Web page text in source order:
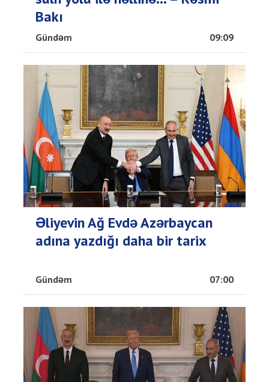
Bakı
Gündəm 09:09
Əliyevin Ağ Evdə Azərbaycan
adına yazdığı daha bir tarix
Gündəm 07:00